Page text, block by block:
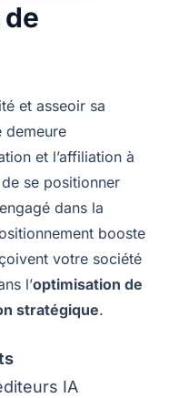
et asseoir sa
demeure
et l’affiliation à
se positionner
dans la
booste
votre société
l’optimisation de
stratégique.
IA